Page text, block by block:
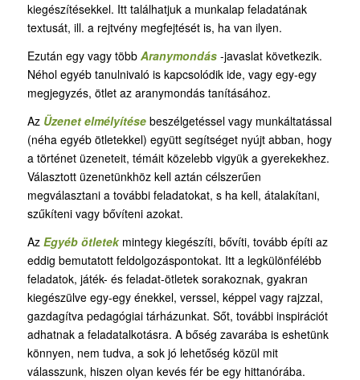
kiegészítésekkel. Itt találhatjuk a munkalap feladatának
textusát, ill. a rejtvény megfejtését is, ha van ilyen.
Ezután egy vagy több Aranymondás -javaslat következik.
Néhol egyéb tanulnivaló is kapcsolódik ide, vagy egy-egy
megjegyzés, ötlet az aranymondás tanításához.
Az Üzenet elmélyítése beszélgetéssel vagy munkáltatással
(néha egyéb ötletekkel) együtt segítséget nyújt abban, hogy
a történet üzeneteit, témáit közelebb vigyük a gyerekekhez.
Választott üzenetünkhöz kell aztán célszerűen
megválasztani a további feladatokat, s ha kell, átalakítani,
szűkíteni vagy bővíteni azokat.
Az Egyéb ötletek mintegy kiegészíti, bővíti, tovább építi az
eddig bemutatott feldolgozáspontokat. Itt a legkülönfélébb
feladatok, játék- és feladat-ötletek sorakoznak, gyakran
kiegészülve egy-egy énekkel, verssel, képpel vagy rajzzal,
gazdagítva pedagógiai tárházunkat. Sőt, további inspirációt
adhatnak a feladatalkotásra. A bőség zavarába is eshetünk
könnyen, nem tudva, a sok jó lehetőség közül mit
válasszunk, hiszen olyan kevés fér be egy hittanórába.